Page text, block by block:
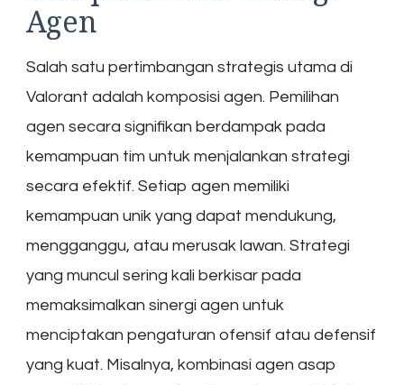
Agen
Salah satu pertimbangan strategis utama di
Valorant adalah komposisi agen. Pemilihan
agen secara signifikan berdampak pada
kemampuan tim untuk menjalankan strategi
secara efektif. Setiap agen memiliki
kemampuan unik yang dapat mendukung,
mengganggu, atau merusak lawan. Strategi
yang muncul sering kali berkisar pada
memaksimalkan sinergi agen untuk
menciptakan pengaturan ofensif atau defensif
yang kuat. Misalnya, kombinasi agen asap